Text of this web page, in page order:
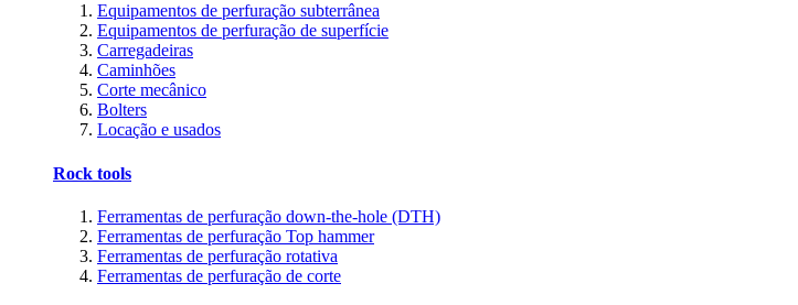
Equipamentos de perfuração subterrânea
Equipamentos de perfuração de superfície
Carregadeiras
Caminhões
Corte mecânico
Bolters
Locação e usados
Rock tools
Ferramentas de perfuração down-the-hole (DTH)
Ferramentas de perfuração Top hammer
Ferramentas de perfuração rotativa
Ferramentas de perfuração de corte